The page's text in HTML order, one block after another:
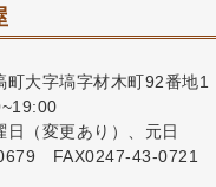
町大字塙字材木町92番地1
日（変更あり）、元日
FAX0247-43-0721